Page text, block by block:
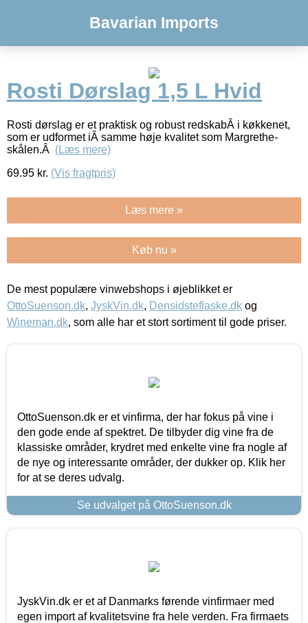
Bavarian Imports
Rosti Dørslag 1,5 L Hvid
Rosti dørslag er et praktisk og robust redskabÂ i køkkenet,
som er udformet iÂ samme høje kvalitet som Margrethe-
skålen.Â (Læs mere)
69.95 kr. (Vis fragtpris)
Læs mere »
Køb nu »
De mest populære vinwebshops i øjeblikket er
OttoSuenson.dk, JyskVin.dk, Densidsteflaske.dk og
Wineman.dk, som alle har et stort sortiment til gode priser.
OttoSuenson.dk er et vinfirma, der har fokus på vine i
den gode ende af spektret. De tilbyder dig vine fra de
klassiske områder, krydret med enkelte vine fra nogle af
de nye og interessante områder, der dukker op. Klik her
for at se deres udvalg.
Se udvalget på OttoSuenson.dk
JyskVin.dk er et af Danmarks førende vinfirmaer med
egen import af kvalitetsvine fra hele verden. Fra firmaets